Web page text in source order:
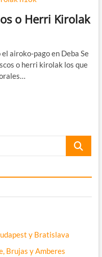
o Herri Kirolak
airoko-pago en Deba Se
o herri kirolak los que
Buscar